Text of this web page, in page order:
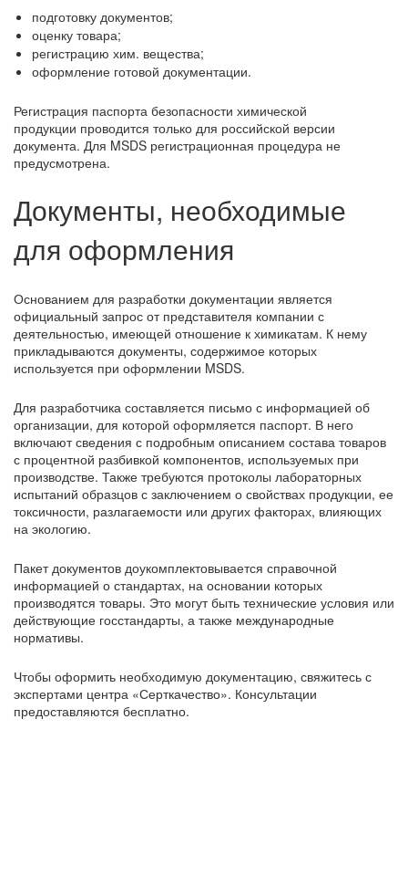
подготовку документов;
оценку товара;
регистрацию хим. вещества;
оформление готовой документации.
Регистрация паспорта безопасности химической
продукции проводится только для российской версии
документа. Для MSDS регистрационная процедура не
предусмотрена.
Документы, необходимые
для оформления
Основанием для разработки документации является
официальный запрос от представителя компании с
деятельностью, имеющей отношение к химикатам. К нему
прикладываются документы, содержимое которых
используется при оформлении MSDS.
Для разработчика составляется письмо с информацией об
организации, для которой оформляется паспорт. В него
включают сведения с подробным описанием состава товаров
с процентной разбивкой компонентов, используемых при
производстве. Также требуются протоколы лабораторных
испытаний образцов с заключением о свойствах продукции, ее
токсичности, разлагаемости или других факторах, влияющих
на экологию.
Пакет документов доукомплектовывается справочной
информацией о стандартах, на основании которых
производятся товары. Это могут быть технические условия или
действующие госстандарты, а также международные
нормативы.
Чтобы оформить необходимую документацию, свяжитесь с
экспертами центра «Серткачество». Консультации
предоставляются бесплатно.